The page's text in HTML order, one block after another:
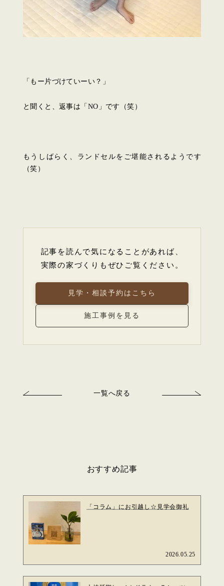
「もー片づけていーい？」
と聞くと、返事は「NO」です（笑）
もうしばらく、ランドセルをご堪能されるようです
（笑）
記事を読んで気になることがあれば、
実際の家づくりもぜひご覧ください。
見学・相談予約はこちら
施工事例を見る
一覧へ戻る
おすすめ記事
「コラム」にお引越し☆見学会御礼
2026.05.25